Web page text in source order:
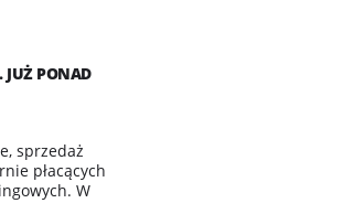
JUŻ PONAD
sprzedaż
płacących
W